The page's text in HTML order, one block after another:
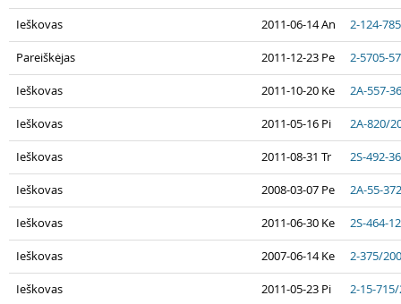
Ieškovas 2011-06-14 An 2-124-
Pareiškėjas 2011-12-23 Pe 2-5705-
Ieškovas 2011-10-20 Ke 2A-557-
Ieškovas 2011-05-16 Pi 2A-820/
Ieškovas 2011-08-31 Tr 2S-492-
Ieškovas 2008-03-07 Pe 2A-55-
Ieškovas 2011-06-30 Ke 2S-464-
Ieškovas 2007-06-14 Ke 2-375/
Ieškovas 2011-05-23 Pi 2-15-